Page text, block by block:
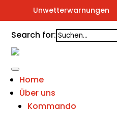
Unwetterwarnungen
Search for:
Home
Über uns
Kommando